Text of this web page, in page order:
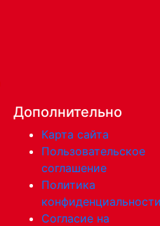
Дополнительно
Карта сайта
Пользовательское
соглашение
Политика
Согласие на